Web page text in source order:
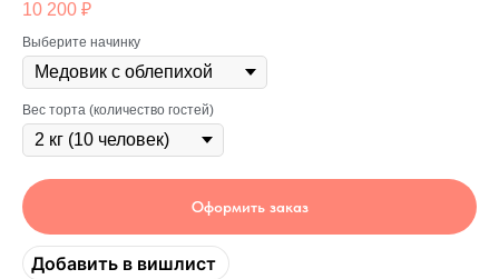
10 200 ₽
Выберите начинку
Вес торта (количество гостей)
Оформить заказ
Добавить в вишлист